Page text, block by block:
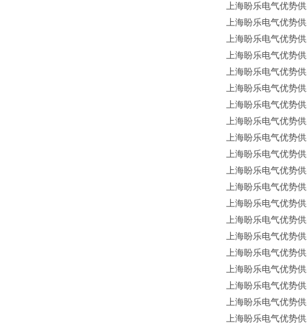
上海盼乐电气优势
上海盼乐电气优势
上海盼乐电气优势
上海盼乐电气优势
上海盼乐电气优势
上海盼乐电气优势
上海盼乐电气优势
上海盼乐电气优势
上海盼乐电气优势
上海盼乐电气优势
上海盼乐电气优势
上海盼乐电气优势
上海盼乐电气优势
上海盼乐电气优势
上海盼乐电气优势
上海盼乐电气优势
上海盼乐电气优势
上海盼乐电气优势
上海盼乐电气优势
上海盼乐电气优势